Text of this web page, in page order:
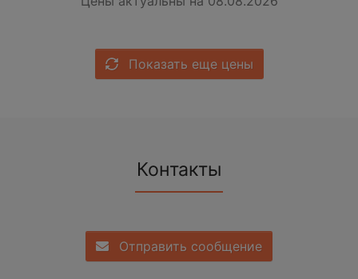
Показать еще цены
Контакты
Отправить сообщение